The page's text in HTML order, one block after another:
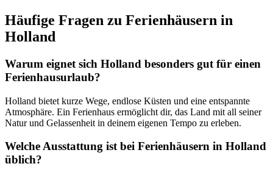
Häufige Fragen zu Ferienhäusern in
Holland
Warum eignet sich Holland besonders gut für einen
Ferienhausurlaub?
Holland bietet kurze Wege, endlose Küsten und eine entspannte
Atmosphäre. Ein Ferienhaus ermöglicht dir, das Land mit all seiner
Natur und Gelassenheit in deinem eigenen Tempo zu erleben.
Welche Ausstattung ist bei Ferienhäusern in Holland
üblich?